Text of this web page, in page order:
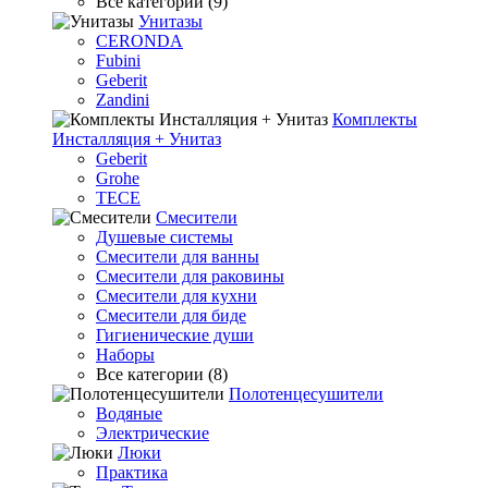
Унитазы
CERONDA
Fubini
Geberit
Zandini
Комплекты
Инсталляция + Унитаз
Geberit
Grohe
TECE
Смесители
Душевые системы
Смесители для ванны
Смесители для раковины
Смесители для кухни
Смесители для биде
Гигиенические души
Наборы
Все категории (8)
Полотенцесушители
Водяные
Электрические
Люки
Практика